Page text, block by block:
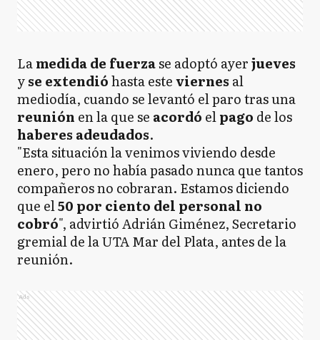
Lamedida de fuerzase adoptó ayerjueves
yse extendióhasta esteviernes al
mediodía, cuando se levantó el paro tras una
reunión en la que se acordó elpago de los
haberes adeudados.
"Esta situación la venimos viviendo desde
enero, pero no había pasado nunca que tantos
compañeros no cobraran. Estamos diciendo
que el50 por ciento del personal no
cobró", advirtió Adrián Giménez, Secretario
gremial de la UTA Mar del Plata, antes de la
reunión.
Ads